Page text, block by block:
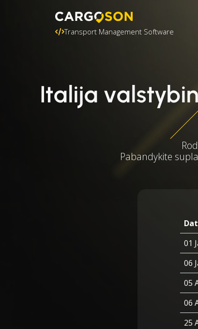
Transport Management Software
Italija
Pabandykite
01
06
05
06
25